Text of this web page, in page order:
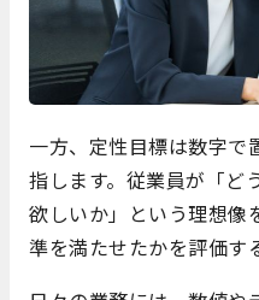
一方、定性目標は数字で
指します。従業員が「ど
欲しいか」という理想像
準を満たせたかを評価す